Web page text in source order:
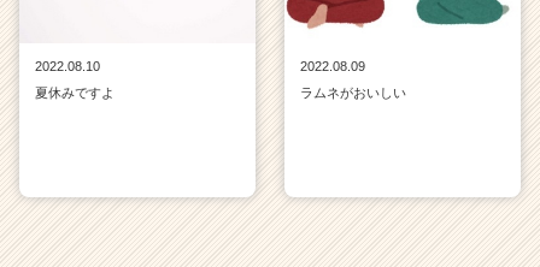
2022.08.10
夏休みですよ
2022.08.09
ラムネがおいしい